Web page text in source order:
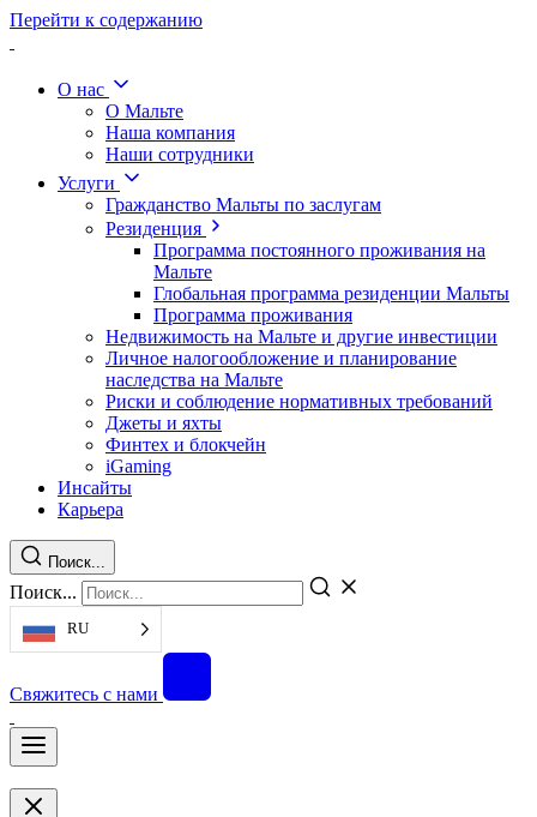
Перейти к содержанию
О нас
О Мальте
Наша компания
Наши сотрудники
Услуги
Гражданство Мальты по заслугам
Резиденция
Программа постоянного проживания на
Мальте
Глобальная программа резиденции Мальты
Программа проживания
Недвижимость на Мальте и другие инвестиции
Личное налогообложение и планирование
наследства на Мальте
Риски и соблюдение нормативных требований
Джеты и яхты
Финтех и блокчейн
iGaming
Инсайты
Карьера
Поиск...
Поиск...
RU
Свяжитесь с нами